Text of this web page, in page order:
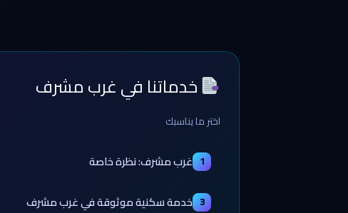
خدماتنا في غرب مشرف
اختر ما يناسبك
1 غرب مشرف: نظرة خاصة
3 خدمة سكنية موثوقة في غرب مشرف